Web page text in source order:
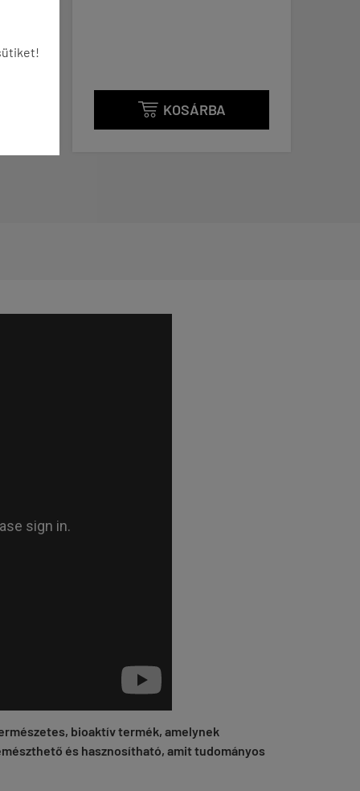
bioaktív termék, amelynek
és hasznosítható, amit tudományos